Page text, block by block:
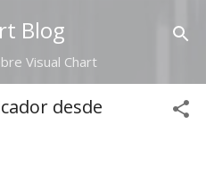
principal
Blog
Visual Chart
desde